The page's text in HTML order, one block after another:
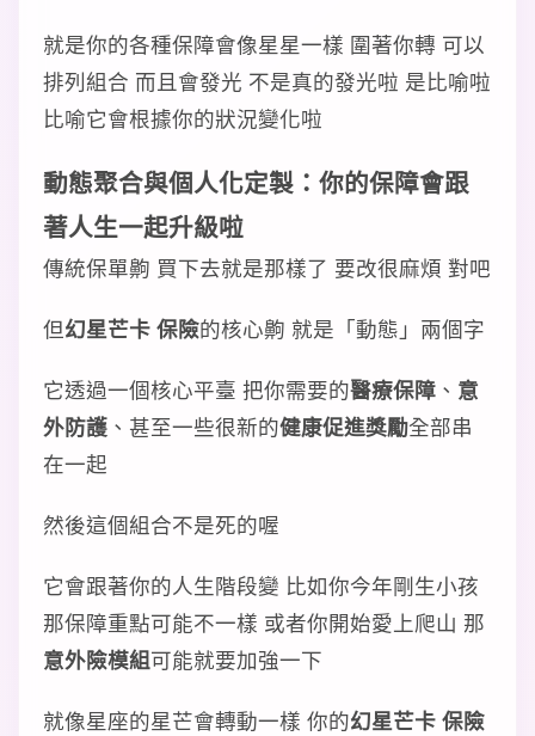
就是你的各種保障會像星星一樣 圍著你轉 可以
排列組合 而且會發光 不是真的發光啦 是比喻啦
比喻它會根據你的狀況變化啦
動態聚合與個人化定製：你的保障會跟
著人生一起升級啦
傳統保單齁 買下去就是那樣了 要改很麻煩 對吧
但幻星芒卡 保險的核心齁 就是「動態」兩個字
它透過一個核心平臺 把你需要的醫療保障 、 意
外防護 、甚至一些很新的健康促進獎勵全部串
在一起
然後這個組合不是死的喔
它會跟著你的人生階段變 比如你今年剛生小孩
那保障重點可能不一樣 或者你開始愛上爬山 那
意外險模組可能就要加強一下
就像星座的星芒會轉動一樣 你的幻星芒卡 保險